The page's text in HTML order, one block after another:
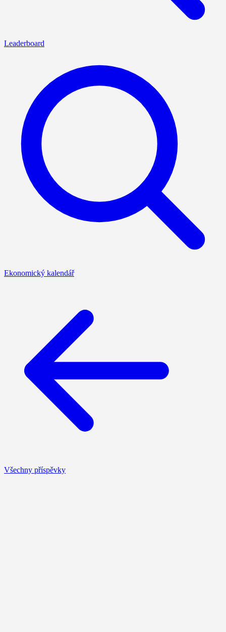
Leaderboard
Ekonomický kalendář
Všechny příspěvky